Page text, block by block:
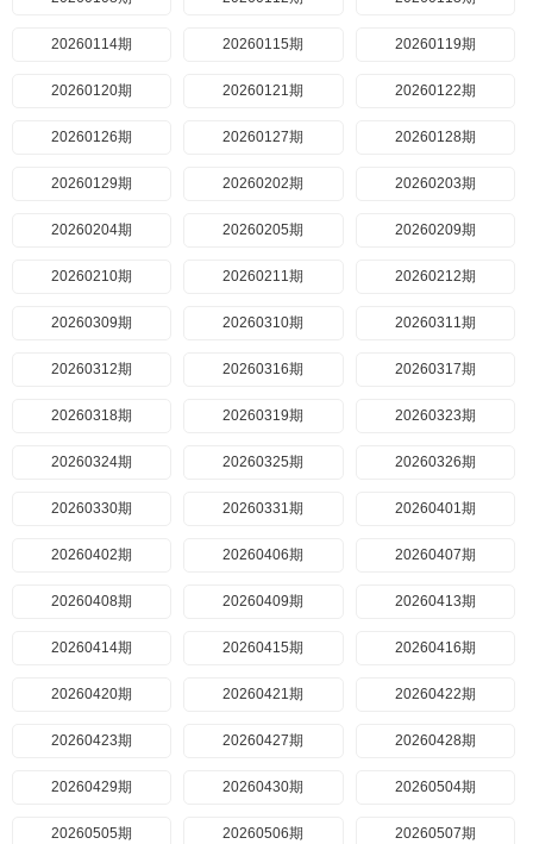
20260114期 20260115期 20260119期
20260120期 20260121期 20260122期
20260126期 20260127期 20260128期
20260129期 20260202期 20260203期
20260204期 20260205期 20260209期
20260210期 20260211期 20260212期
20260309期 20260310期 20260311期
20260312期 20260316期 20260317期
20260318期 20260319期 20260323期
20260324期 20260325期 20260326期
20260330期 20260331期 20260401期
20260402期 20260406期 20260407期
20260408期 20260409期 20260413期
20260414期 20260415期 20260416期
20260420期 20260421期 20260422期
20260423期 20260427期 20260428期
20260429期 20260430期 20260504期
20260505期 20260506期 20260507期